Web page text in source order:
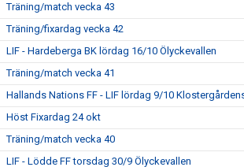
Träning/match vecka 43
Träning/fixardag vecka 42
LIF - Hardeberga BK lördag 16/10 Ölyckevallen
Träning/match vecka 41
Hallands Nations FF - LIF lördag 9/10
Höst Fixardag 24 okt
Träning/match vecka 40
LIF - Lödde FF torsdag 30/9 Ölyckevallen